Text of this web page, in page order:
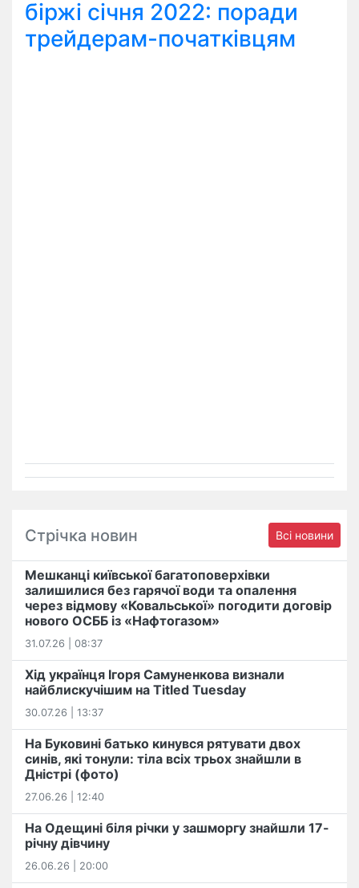
біржі січня 2022: поради
трейдерам-початківцям
Стрічка новин Всі новини
Мешканці київської багатоповерхівки
залишилися без гарячої води та опалення
через відмову «Ковальської» погодити договір
нового ОСББ із «Нафтогазом»
31.07.26 | 08:37
Хід українця Ігоря Самуненкова визнали
найблискучішим на Titled Tuesday
30.07.26 | 13:37
На Буковині батько кинувся рятувати двох
синів, які тонули: тіла всіх трьох знайшли в
Дністрі (фото)
27.06.26 | 12:40
На Одещині біля річки у зашморгу знайшли 17-
річну дівчину
26.06.26 | 20:00